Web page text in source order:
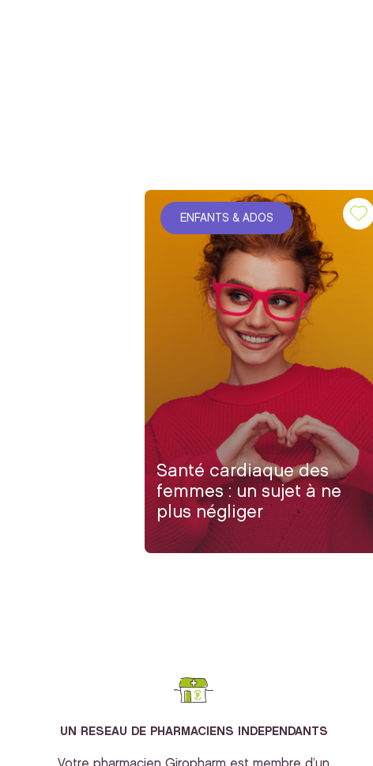
ENFANTS & ADOS
Santé cardiaque des
femmes : un sujet à ne
plus négliger
UN RESEAU DE PHARMACIENS INDEPENDANTS